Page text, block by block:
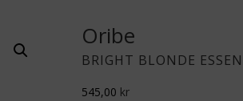
Oribe
BRIGHT BLONDE
545,00 kr